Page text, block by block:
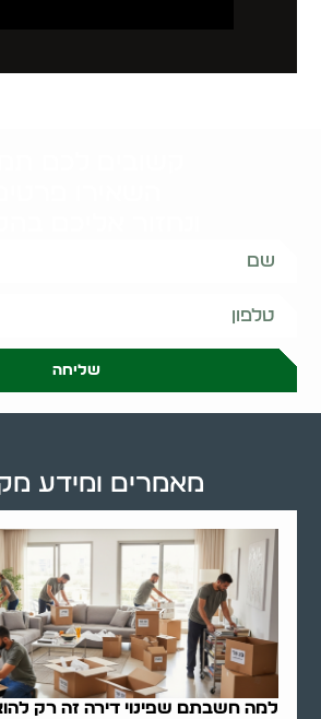
שליחה
למה חשבתם שפינוי דירה זה רק
מאמרים ומידע